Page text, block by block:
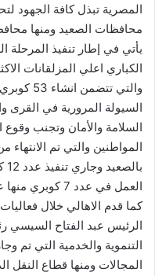
المصرية تبذل كافة الجهود
محافظات الصعيد ومنها
يأتي في إطار تنفيذ المرحلة
الكباري اعلي المزلقانات
والتي
السيولة المرورية في القرى
السلامة والأمان وتجنب
العمل في عدد 7 كوبري منها عدد 3 كوبري بالصعيد
كما قدم الاهالي خلال
الرئيس عبد الفتاح السيسي
التنموية والخدمية التي تم
المجالات ومنها قطاع النقل